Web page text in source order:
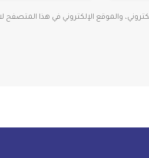
والموقع الإلكتروني في هذا المتصفح